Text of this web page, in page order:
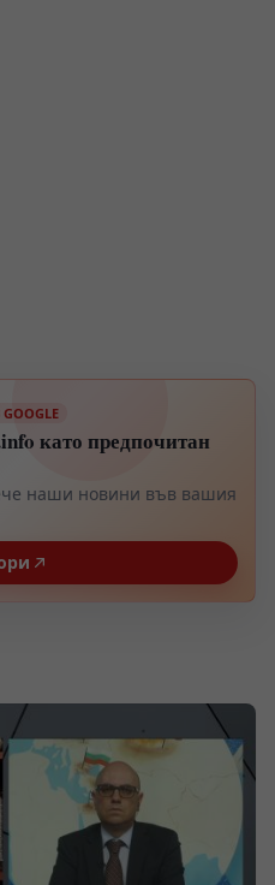
като предпочитан
наши новини във вашия